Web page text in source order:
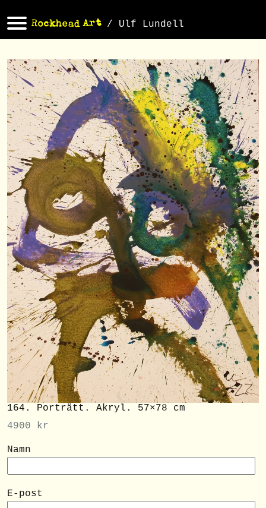
/ Ulf Lundell
164. Porträtt. Akryl. 57×78 cm
4900
kr
Namn
E-post